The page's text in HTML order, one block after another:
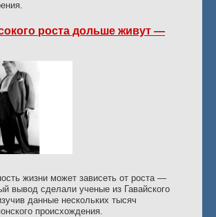
роста дольше живут —
жизни может зависеть от роста —
вывод сделали ученые из Гавайского
данные нескольких тысяч
происхождения.